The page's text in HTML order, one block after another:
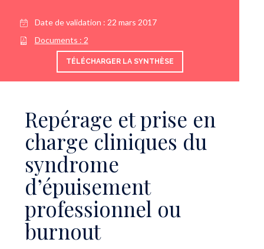
Date de validation : 22 mars 2017
Documents : 2
TÉLÉCHARGER LA SYNTHÈSE
Repérage et prise en
charge cliniques du
syndrome
d’épuisement
professionnel ou
burnout